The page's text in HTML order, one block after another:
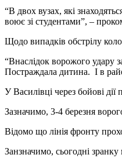
“В двох вузах, які
воює зі студентами”, –
Щодо випадків обстрілу
“Внаслідок ворожого удару
Постраждала дитина. І в
У Василівці через бойові
Зазначимо, 3-4 березня
Відомо що лінія фронту
Занзначимо, сьогодні